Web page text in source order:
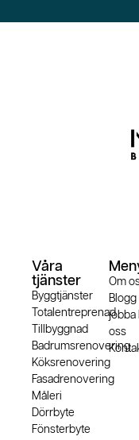
Våra
tjänster
Byggtjänster
Totalentreprenad
Tillbyggnad
Badrumsrenovering
Köksrenovering
Fasadrenovering
Måleri
Dörrbyte
Fönsterbyte
Om
Blogg
jobba
oss